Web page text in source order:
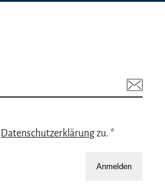
Datenschutzerklärungzu. *
Anmelden